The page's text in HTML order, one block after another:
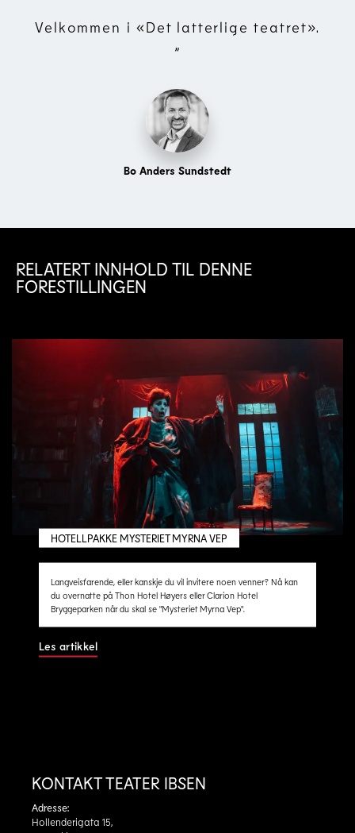
Velkommen i «Det latterlige teatret».
”
Bo Anders Sundstedt
RELATERT INNHOLD TIL DENNE
FORESTILLINGEN
HOTELLPAKKE MYSTERIET MYRNA VEP
Langveisfarende, eller kanskje du vil invitere noen venner? Nå kan
du overnatte på Thon Hotel Høyers eller Clarion Hotel
Bryggeparken når du skal se "Mysteriet Myrna Vep".
Les artikkel
KONTAKT TEATER IBSEN
Adresse:
Hollenderigata 15,